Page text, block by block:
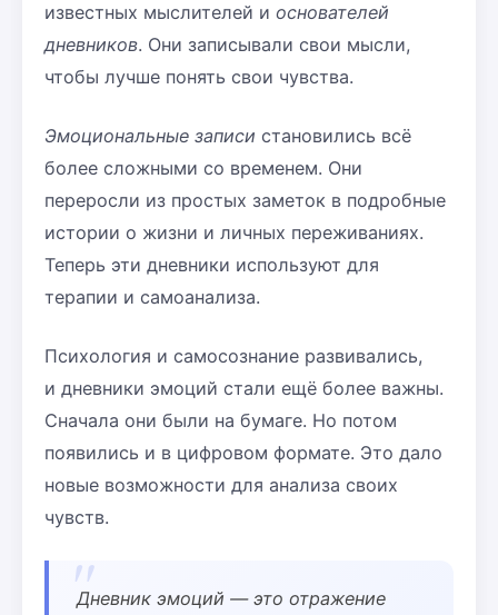
известных мыслителей и основателей
дневников. Они записывали свои мысли,
чтобы лучше понять свои чувства.
Эмоциональные записи становились всё
более сложными со временем. Они
переросли из простых заметок в подробные
истории о жизни и личных переживаниях.
Теперь эти дневники используют для
терапии и самоанализа.
Психология и самосознание развивались,
и дневники эмоций стали ещё более важны.
Сначала они были на бумаге. Но потом
появились и в цифровом формате. Это дало
новые возможности для анализа своих
чувств.
Дневник эмоций — это отражение